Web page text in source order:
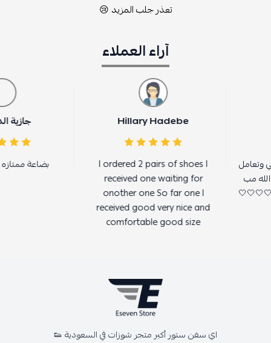
تعذر جلب المزيد 😢
آراء العملاء
Hillary Hadebe
I ordered 2 pairs of shoes I
received one waiting for
onother one So far one I
received good very nice and
comfortable good size
جازية الدوسري
بضاعة ممتازه يسعر
اي سفن ستور أكبر متجر شوزات في السعودية 👟